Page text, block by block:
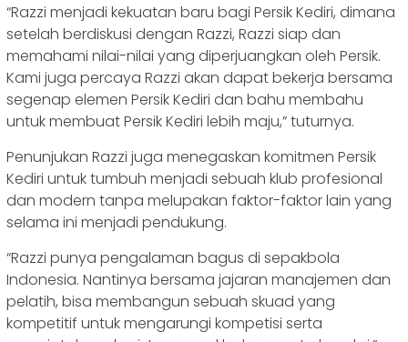
“Razzi menjadi kekuatan baru bagi Persik Kediri, dimana
setelah berdiskusi dengan Razzi, Razzi siap dan
memahami nilai-nilai yang diperjuangkan oleh Persik.
Kami juga percaya Razzi akan dapat bekerja bersama
segenap elemen Persik Kediri dan bahu membahu
untuk membuat Persik Kediri lebih maju,” tuturnya.
Penunjukan Razzi juga menegaskan komitmen Persik
Kediri untuk tumbuh menjadi sebuah klub profesional
dan modern tanpa melupakan faktor-faktor lain yang
selama ini menjadi pendukung.
“Razzi punya pengalaman bagus di sepakbola
Indonesia. Nantinya bersama jajaran manajemen dan
pelatih, bisa membangun sebuah skuad yang
kompetitif untuk mengarungi kompetisi serta